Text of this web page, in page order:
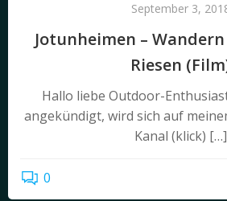
September 3,
Jotunheimen –
Riesen
Hallo liebe Outdoor-
angekündigt, wird sich auf
Kanal (klick) […]
0